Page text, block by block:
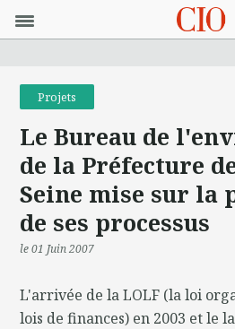
Projets
Le Bureau de
de la Préfecture
Seine mise sur la
de ses processus
le 01 Juin 2007
L'arrivée de la LOLF (la loi
lois de finances) en 2003 et le